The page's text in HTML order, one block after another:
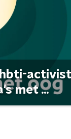
met ...